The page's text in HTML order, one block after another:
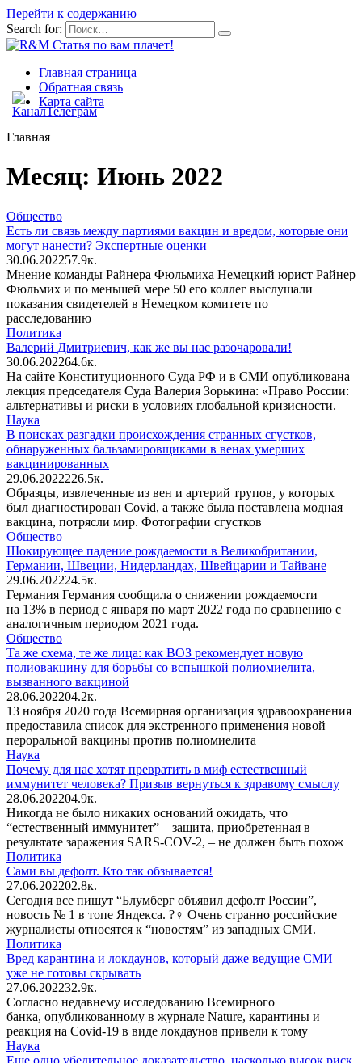
Перейти к содержанию
Search for:
Главная страница
Обратная связь
Карта сайта
Главная
Месяц: Июнь 2022
Общество
Есть ли связь между партиями вакцин и вредом, которые они
могут нанести? Экспертные оценки
30.06.202257.9к.
Мнение команды Райнера Фюльмиха Немецкий юрист Райнер
Фюльмих и по меньшей мере 50 его коллег выслушали
показания свидетелей в Немецком комитете по
расследованию
Политика
Валерий Дмитриевич, как же вы нас разочаровали!
30.06.202264.6к.
На сайте Конституционного Суда РФ и в СМИ опубликована
лекция председателя Суда Валерия Зорькина: «Право России:
альтернативы и риски в условиях глобальной кризисности.
Наука
В поисках разгадки происхождения странных сгустков,
обнаруженных бальзамировщиками в венах умерших
вакцинированных
29.06.2022226.5к.
Образцы, извлеченные из вен и артерий трупов, у которых
был диагностирован Covid, а также была поставлена модная
вакцина, потрясли мир. Фотографии сгустков
Общество
Шокирующее падение рождаемости в Великобритании,
Германии, Швеции, Нидерландах, Швейцарии и Тайване
29.06.202224.5к.
Германия Германия сообщила о снижении рождаемости
на 13% в период с января по март 2022 года по сравнению с
аналогичным периодом 2021 года.
Общество
Та же схема, те же лица: как ВОЗ рекомендует новую
полиовакцину для борьбы со вспышкой полиомиелита,
вызванного вакциной
28.06.202204.2к.
13 ноября 2020 года Всемирная организация здравоохранения
предоставила список для экстренного применения новой
пероральной вакцины против полиомиелита
Наука
Почему для нас хотят превратить в миф естественный
иммунитет человека? Призыв вернуться к здравому смыслу
28.06.202204.9к.
Никогда не было никаких оснований ожидать, что
“естественный иммунитет” – защита, приобретенная в
результате заражения SARS-COV-2, – не должен быть похож
Политика
Сами вы дефолт. Кто так обзывается!
27.06.202202.8к.
Сегодня все пишут “Блумберг объявил дефолт России”,
новость № 1 в топе Яндекса. ?‍♀️ Очень странно российские
журналисты относятся к “новостям” из западных СМИ.
Политика
Вред карантина и локдаунов, который даже ведущие СМИ
уже не готовы скрывать
27.06.202232.9к.
Согласно недавнему исследованию Всемирного
банка, опубликованному в журнале Nature, карантины и
реакция на Covid-19 в виде локдаунов привели к тому
Наука
Еще одно убедительное доказательство, насколько высок риск